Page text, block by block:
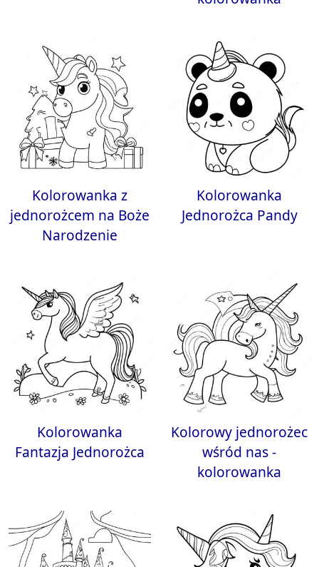
Kolorowanka z
jednorożcem na Boże
Narodzenie
Kolorowanka
Jednorożca Pandy
Kolorowanka
Fantazja Jednorożca
Kolorowy jednorożec
wśród nas -
kolorowanka